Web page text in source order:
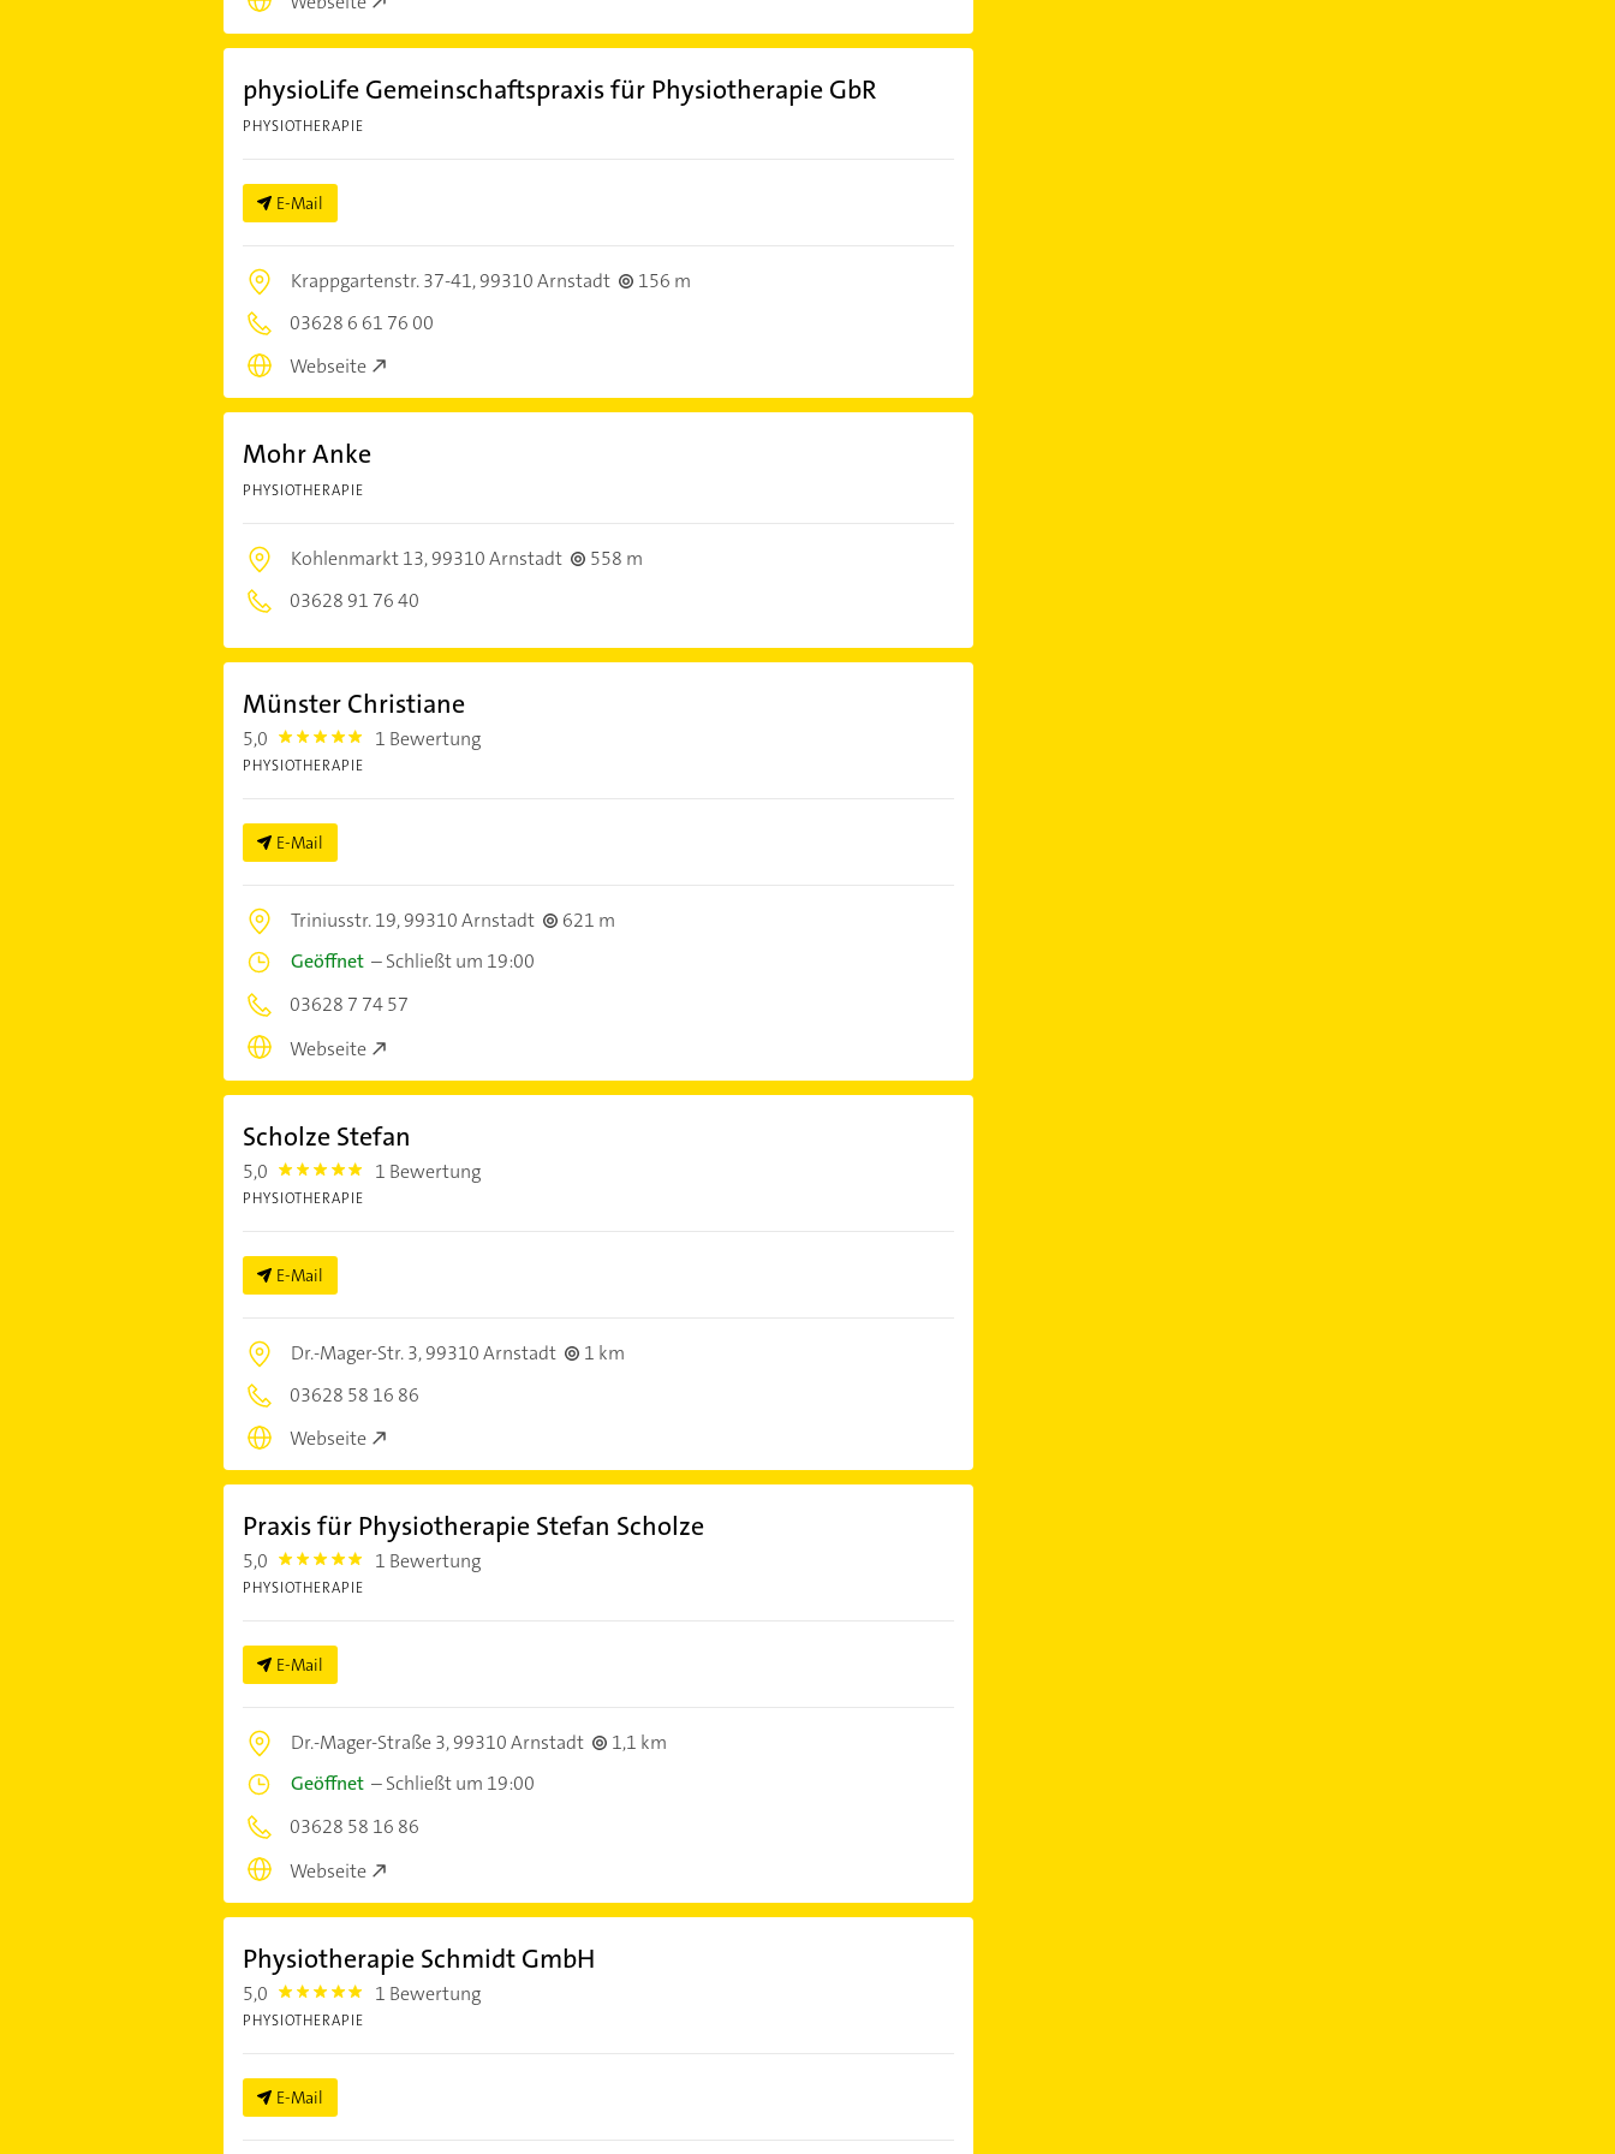
physioLife Gemeinschaftspraxis für Physiotherapie GbR
PHYSIOTHERAPIE
E-Mail
Krappgartenstr. 37-41,99310 Arnstadt
156 m
03628 6 61 76 00
Webseite
Mohr Anke
PHYSIOTHERAPIE
Kohlenmarkt 13,99310 Arnstadt
558 m
03628 91 76 40
Münster Christiane
5,0 5.0 1 Bewertung
PHYSIOTHERAPIE
E-Mail
Triniusstr. 19,99310 Arnstadt
621 m
Geöffnet–Schließt um 19:00
03628 7 74 57
Webseite
Scholze Stefan
5,0 5.0 1 Bewertung
PHYSIOTHERAPIE
E-Mail
Dr.-Mager-Str. 3,99310 Arnstadt
1 km
03628 58 16 86
Webseite
Praxis für Physiotherapie Stefan Scholze
5,0 5.0 1 Bewertung
PHYSIOTHERAPIE
E-Mail
Dr.-Mager-Straße 3,99310 Arnstadt
1,1 km
Geöffnet–Schließt um 19:00
03628 58 16 86
Webseite
Physiotherapie Schmidt GmbH
5,0 5.0 1 Bewertung
PHYSIOTHERAPIE
E-Mail